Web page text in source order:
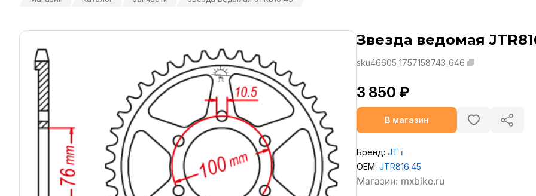
Звезда ведомая
sku46605_1757158743_646
3 850 ₽
В магазин
Бренд: JT ℹ️
OEM: JTR816.45